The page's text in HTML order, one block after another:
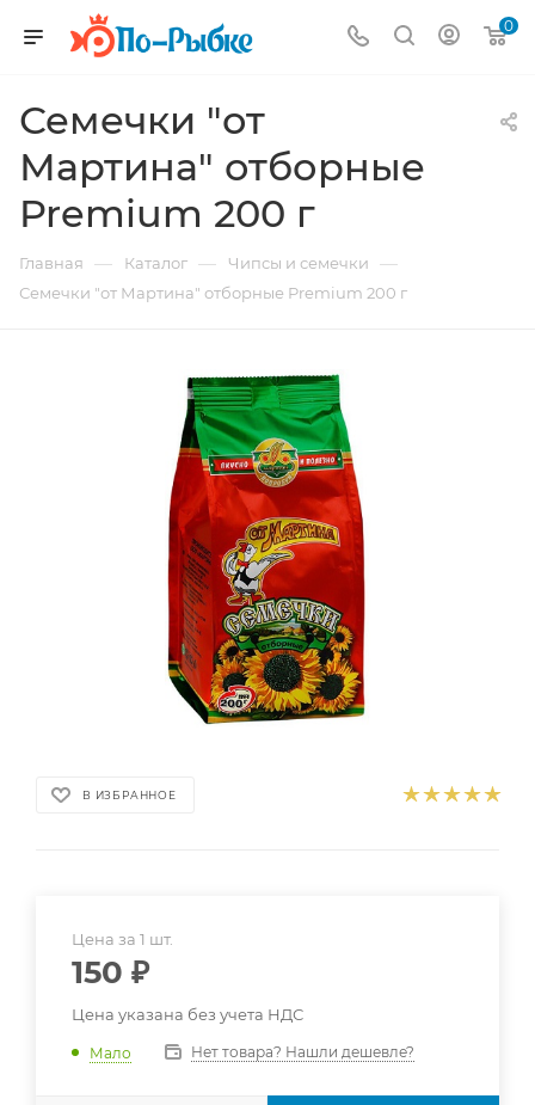
0
Семечки "от
Мартина" отборные
Premium 200 г
Главная — Каталог — Чипсы и семечки —
Семечки "от Мартина" отборные Premium 200 г
В ИЗБРАННОЕ
Цена за 1 шт.
150 ₽
Цена указана без учета НДС
Мало Нет товара? Нашли дешевле?